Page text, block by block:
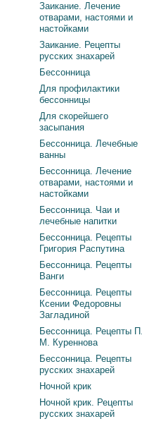
Заикание. Лечение
отварами, настоями и
настойками
Заикание. Рецепты
русских знахарей
Бессонница
Для профилактики
бессонницы
Для скорейшего
засыпания
Бессонница. Лечебные
ванны
Бессонница. Лечение
отварами, настоями и
настойками
Бессонница. Чаи и
лечебные напитки
Бессонница. Рецепты
Григория Распутина
Бессонница. Рецепты
Ванги
Бессонница. Рецепты
Ксении Федоровны
Загладиной
Бессонница. Рецепты П.
М. Куреннова
Бессонница. Рецепты
русских знахарей
Ночной крик
Ночной крик. Рецепты
русских знахарей